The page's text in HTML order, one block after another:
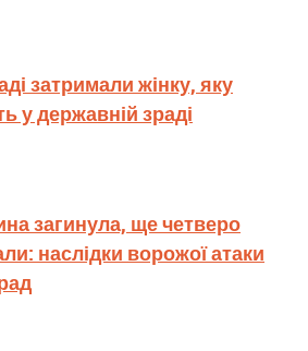
затримали жінку, яку
у державній зраді
загинула, ще четверо
наслідки ворожої атаки